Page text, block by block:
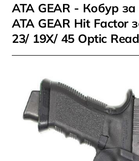
ATA GEAR - Кобур за
ATA GEAR Hit Factor
23/ 19X/ 45 Optic